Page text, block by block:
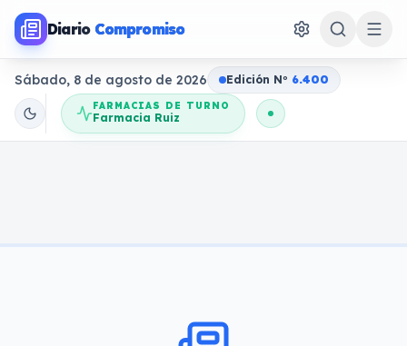
Diario Compromiso
Sábado, 8 de agosto de 2026 Edición No 6.400
FARMACIAS DE TURNO
Farmacia Ruiz